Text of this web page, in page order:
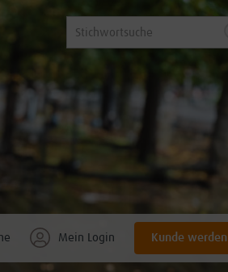
Mein Login Kunde werden